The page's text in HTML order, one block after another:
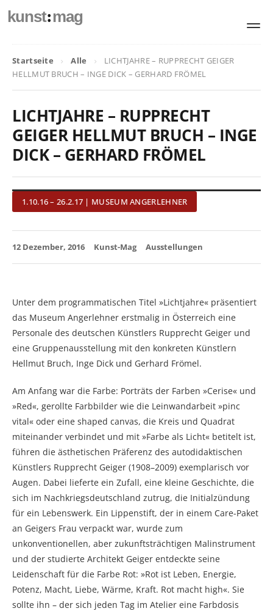
kunst:mag
Startseite Alle
LICHTJAHRE – RUPPRECHT GEIGER
HELLMUT BRUCH – INGE DICK – GERHARD FRÖMEL
LICHTJAHRE – RUPPRECHT
GEIGER HELLMUT BRUCH – INGE
DICK – GERHARD FRÖMEL
1.10.16 – 26.2.17 | MUSEUM ANGERLEHNER
12 Dezember, 2016 Kunst-Mag Ausstellungen
Unter dem programmatischen Titel »Lichtjahre« präsentiert
das Museum Angerlehner erstmalig in Österreich eine
Personale des deutschen Künstlers Rupprecht Geiger und
eine Gruppenausstellung mit den konkreten Künstlern
Hellmut Bruch, Inge Dick und Gerhard Frömel.
Am Anfang war die Farbe: Porträts der Farben »Cerise« und
»Red«, gerollte Farbbilder wie die Leinwandarbeit »pinc
vital« oder eine shaped canvas, die Kreis und Quadrat
miteinander verbindet und mit »Farbe als Licht« betitelt ist,
führen die ästhetischen Präferenz des autodidaktischen
Künstlers Rupprecht Geiger (1908–2009) exemplarisch vor
Augen. Dabei lieferte ein Zufall, eine kleine Geschichte, die
sich im Nachkriegsdeutschland zutrug, die Initialzündung
für ein Lebenswerk. Ein Lippenstift, der in einem Care-Paket
an Geigers Frau verpackt war, wurde zum
unkonventionellen, aber zukunftsträchtigen Malinstrument
und der studierte Architekt Geiger entdeckte seine
Leidenschaft für die Farbe Rot: »Rot ist Leben, Energie,
Potenz, Macht, Liebe, Wärme, Kraft. Rot macht high«. Sie
sollte ihn – der sich jeden Tag im Atelier eine Farbdosis